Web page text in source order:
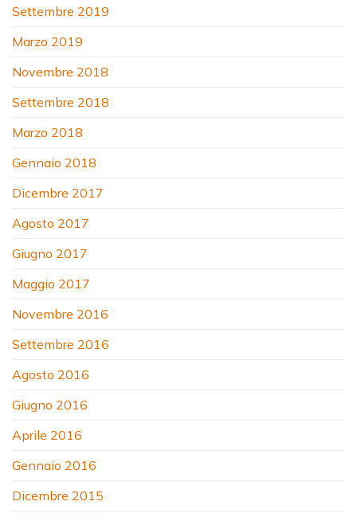
Settembre 2019
Marzo 2019
Novembre 2018
Settembre 2018
Marzo 2018
Gennaio 2018
Dicembre 2017
Agosto 2017
Giugno 2017
Maggio 2017
Novembre 2016
Settembre 2016
Agosto 2016
Giugno 2016
Aprile 2016
Gennaio 2016
Dicembre 2015